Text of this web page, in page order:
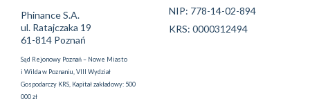
Phinance S.A.
ul. Ratajczaka 19
61-814 Poznań
Sąd Rejonowy Poznań – Nowe Miasto
i Wilda w Poznaniu, VIII Wydział
Gospodarczy KRS, Kapitał zakładowy: 500
000 zł
NIP: 778-14-02-894
KRS: 0000312494